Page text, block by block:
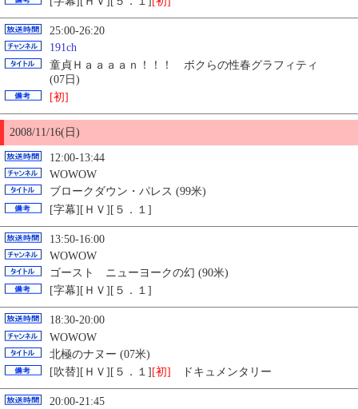
25:00-26:20
191ch
童貞Ｈａａａａｎ！！！ ボクらの性春グラフィティ
(07日)
[初]
2008/11/16(日)
12:00-13:44
WOWOW
ブロークダウン・パレス (99米)
[字幕][ＨＶ][５．１]
13:50-16:00
WOWOW
ゴースト ニューヨークの幻 (90米)
[字幕][ＨＶ][５．１]
18:30-20:00
WOWOW
北極のナヌー (07米)
[吹替][ＨＶ][５．１] [初] ドキュメンタリー
20:00-21:45